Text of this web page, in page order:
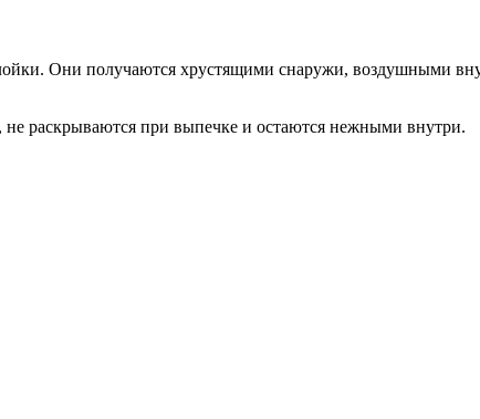
Они получаются хрустящими снаружи, воздушными
раскрываются при выпечке и остаются нежными внутри.